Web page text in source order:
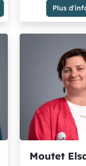
Plus
Membre du
métropolitaine -
Moutet